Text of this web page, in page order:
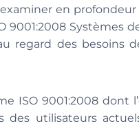
en
9001:2008 Systèmes
regard des besoins
ISO 9001:2008 dont
des utilisateurs